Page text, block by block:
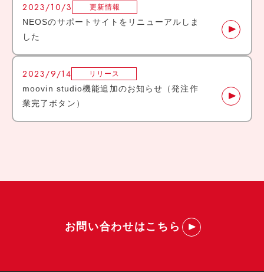
2023/10/3 更新情報
NEOSのサポートサイトをリニューアルしま
した
2023/9/14 リリース
moovin studio機能追加のお知らせ（発注作
業完了ボタン）
お問い合わせはこちら